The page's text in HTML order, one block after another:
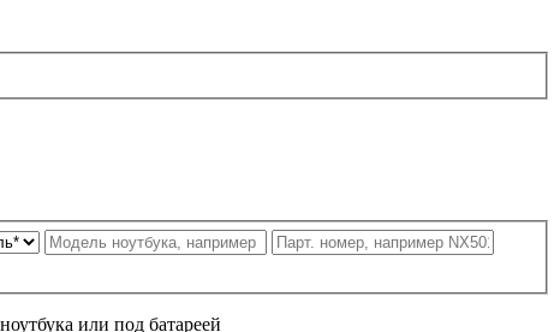
или под батареей